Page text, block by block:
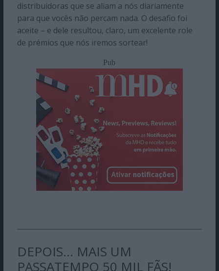
distribuidoras que se aliam a nós diariamente
para que vocês não percam nada. O desafio foi
aceite – e dele resultou, claro, um excelente role
de prémios que nós iremos sortear!
Pub
DEPOIS… MAIS UM
PASSATEMPO 50 MIL FÃS!